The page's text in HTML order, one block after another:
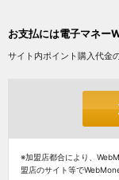
お支払には電子マネー
サイト内ポイント購入代金
※加盟店都合により、
盟店のサイト等で